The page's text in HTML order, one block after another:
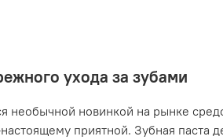
ухода за зубами
необычной новинкой на рынке
приятной. Зубная паста